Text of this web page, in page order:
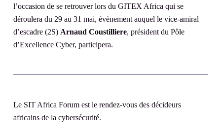
l’occasion de se retrouver lors du GITEX Africa qui se
déroulera du 29 au 31 mai, évènement auquel le vice-amiral
d’escadre (2S) Arnaud Coustilliere, président du Pôle
d’Excellence Cyber, participera.
Le SIT Africa Forum est le rendez-vous des décideurs
africains de la cybersécurité.